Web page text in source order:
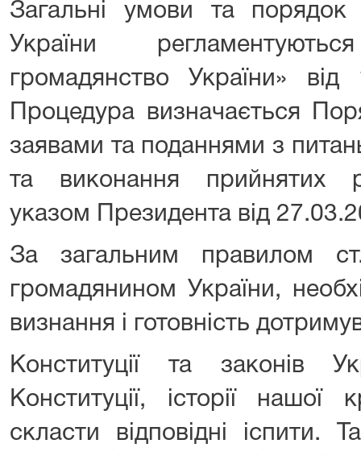
Загальні умови та порядок
України
громадянство України»
Процедура визначається
заявами та поданнями з
та виконання прийнятих
указом Президента від
За загальним правилом
громадянином України,
визнання і готовність
Конституції та законів
Конституції, історії
скласти відповідні іспити.